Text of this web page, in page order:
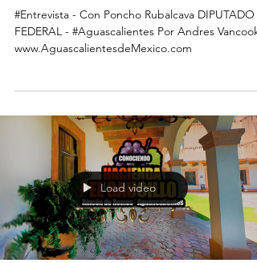
#Entrevista - Con Poncho Rubalcava DIPUTADO
FEDERAL - #Aguascalientes Por Andres Vancook
www.AguascalientesdeMexico.com
Load video